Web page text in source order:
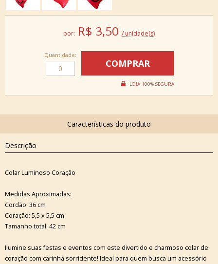
por: R$ 3,50 / unidade(s)
Quantidade:
Descrição
Colar Luminoso Coração
Medidas Aproximadas:
Cordão: 36 cm
Coração: 5,5 x 5,5 cm
Tamanho total: 42 cm
Ilumine suas festas e eventos com este divertido e charmoso colar de
coração com carinha sorridente! Ideal para quem busca um acessório